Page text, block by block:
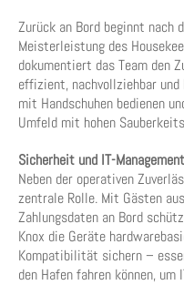
Zurück an Bord beginnt nach
Meisterleistung des
dokumentiert das Team den
effizient, nachvollziehbar
mit Handschuhen bedienen
Umfeld mit hohen
Sicherheit und IT-
Neben der operativen
zentrale Rolle. Mit Gästen
Zahlungsdaten an Bord
Knox die Geräte
Kompatibilität sichern –
den Hafen fahren können,